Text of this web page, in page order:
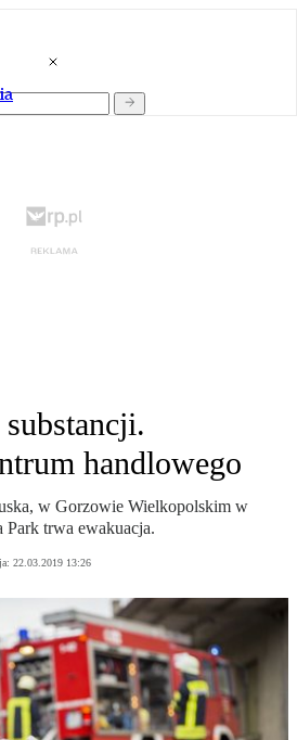
handlowego
w Gorzowie Wielkopolskim w
trwa ewakuacja.
22.03.2019 13:26